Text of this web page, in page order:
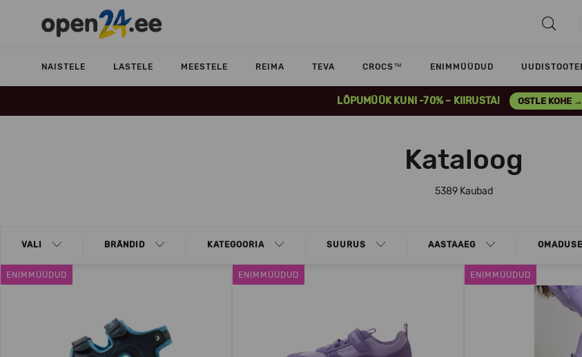
NAISTELE LASTELE MEESTELE REIMA TEVA CROCS™ ENIMMÜÜDUD
LÕPUMÜÜK KUNI -70% – KIIRUSTA! OSTLE KOHE →
Kataloog
5389 Kaubad
VALI BRÄNDID KATEGOORIA SUURUS AASTAAEG
ENIMMÜÜDUD ENIMMÜÜDUD ENIMMÜÜDUD